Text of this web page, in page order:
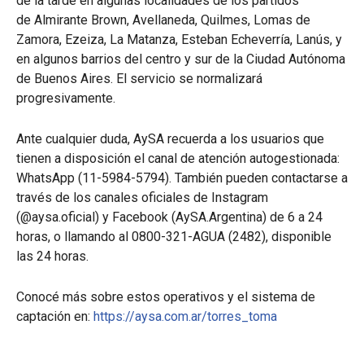
de Almirante Brown, Avellaneda, Quilmes, Lomas de
Zamora, Ezeiza, La Matanza, Esteban Echeverría, Lanús, y
en algunos barrios del centro y sur de la Ciudad Autónoma
de Buenos Aires. El servicio se normalizará
progresivamente.
Ante cualquier duda, AySA recuerda a los usuarios que
tienen a disposición el canal de atención autogestionada:
WhatsApp (11-5984-5794). También pueden contactarse a
través de los canales oficiales de Instagram
(@aysa.oficial) y Facebook (AySA.Argentina) de 6 a 24
horas, o llamando al 0800-321-AGUA (2482), disponible
las 24 horas.
Conocé más sobre estos operativos y el sistema de
captación en: https://aysa.com.ar/torres_ toma